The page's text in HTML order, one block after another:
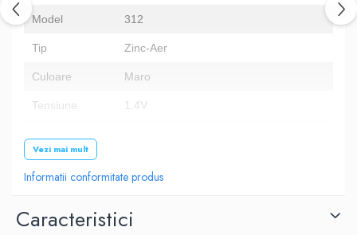
Model 312
Tip Zinc-Aer
Culoare Maro
Tensiune 1.4V
Alte coduri
Vezi mai mult
Informatii conformitate produs
Caracteristici